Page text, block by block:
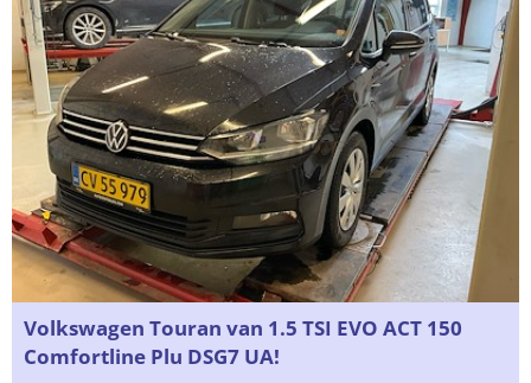
Volkswagen Touran van 1.5 TSI EVO ACT 150
Comfortline Plu DSG7 UA!